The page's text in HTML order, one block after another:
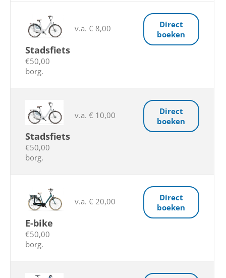
Stadsfiets
€50,00
borg.
v.a. € 8,00
Direct
boeken
Stadsfiets
€50,00
borg.
v.a. € 10,00
Direct
boeken
E-bike
€50,00
borg.
v.a. € 20,00
Direct
boeken